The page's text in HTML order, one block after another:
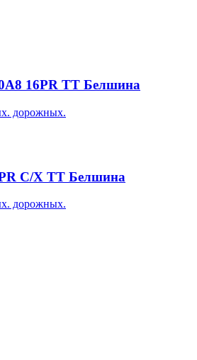
16PR TT Белшина
дорожных.
С/Х TT Белшина
дорожных.